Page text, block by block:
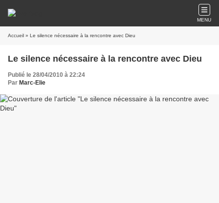
MENU
Accueil » Le silence nécessaire à la rencontre avec Dieu
Le silence nécessaire à la rencontre avec Dieu
Publié le 28/04/2010 à 22:24
Par Marc-Elie